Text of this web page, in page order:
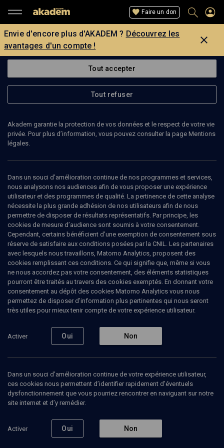
Faire un don
Envie d'encore plus d'AKADEM ? Découvrez les
avantages d'un compte !
Eleve Rabbin
Ajouter J’aime
Tous 2 Vidéos 2
Vidéos 2
minorités visibles
ENTRETIEN
Laïcité, chérissons la
Regarder
moderne
Ouvrir les portes de l'étude
Regarder
Tout accepter
Tout refuser
Akadem garantie la protection de vos données et le respect de votre vie
privée. Pour plus d’information, vous pouvez consulter la page Mentions
légales.
Dans un souci d’amélioration continue de nos programmes et services,
nous analysons nos audiences afin de vous proposer une expérience
utilisateur et des programmes de qualité. La pertinence de cette analyse
nécessite la plus grande adhésion de nos utilisateurs afin de nous
permettre de disposer de résultats représentatifs. Par principe, les
cookies de mesure d’audience sont soumis à votre consentement.
Cependant, certains bénéficient d’une exemption de consentement sous
réserve de satisfaire aux conditions posées par la CNIL. Les partenaires
avec lesquels nous travaillons, Matomo Analytics, proposent des
cookies remplissant ces conditions. Ce qui signifie que, même si vous
ne nous accordez pas votre consentement, des éléments statistiques
pourront être traités au travers des cookies exemptés. En donnant votre
consentement au dépôt des cookies Matomo Analytics vous nous
permettez de disposer d’information plus pertinentes qui nous seront
très utiles pour mieux tenir compte de votre expérience utilisateur.
Activer Oui Non
Dans un souci d’amélioration continue de votre expérience utilisateur,
ces cookies nous permettent d’identifier rapidement d’éventuels
dysfonctionnement que vous pourriez rencontrer en naviguant sur notre
site internet et d’y remédier.
Activer Oui Non